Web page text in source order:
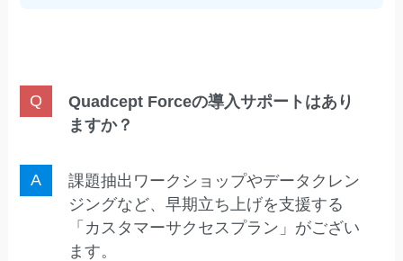
Quadcept Forceの導入サポートはあり
ますか？
課題抽出ワークショップやデータクレン
ジングなど、早期立ち上げを支援する
「カスタマーサクセスプラン」がござい
ます。